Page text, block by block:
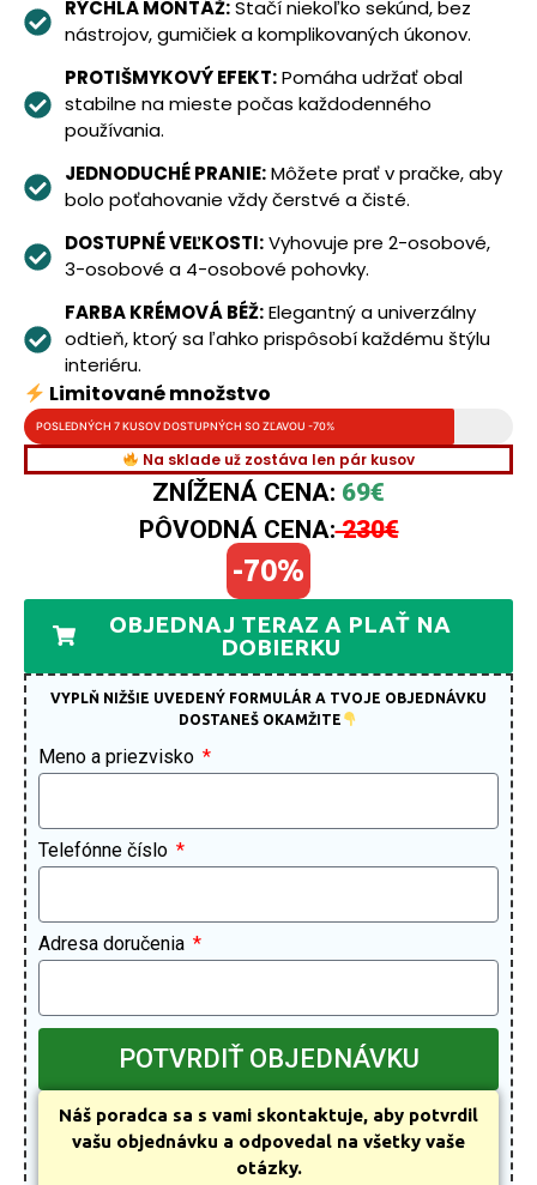
RÝCHLA MONTÁŽ:Stačí niekoľko sekúnd, bez
nástrojov, gumičiek a komplikovaných úkonov.
PROTIŠMYKOVÝ EFEKT:Pomáha udržať obal
stabilne na mieste počas každodenného
používania.
JEDNODUCHÉ PRANIE:Môžete prať v pračke, aby
bolo poťahovanie vždy čerstvé a čisté.
DOSTUPNÉ VEĽKOSTI:Vyhovuje pre 2-osobové,
3-osobové a 4-osobové pohovky.
FARBA KRÉMOVÁ BÉŽ:Elegantný a univerzálny
odtieň, ktorý sa ľahko prispôsobí každému štýlu
interiéru.
Limitované množstvo
POSLEDNÝCH 7 KUSOV DOSTUPNÝCH SO ZĽAVOU -70%
Na sklade už zostáva len pár kusov
ZNÍŽENÁ CENA: 69€
PÔVODNÁ CENA:230€
-70%
OBJEDNAJ TERAZ A PLAŤ NA
DOBIERKU
VYPLŇ NIŽŠIE UVEDENÝ FORMULÁR A TVOJE OBJEDNÁVKU
DOSTANEŠ OKAMŽITE
Meno a priezvisko
Telefónne číslo
Adresa doručenia
POTVRDIŤ OBJEDNÁVKU
Náš poradca sa s vami skontaktuje, aby potvrdil
vašu objednávku a odpovedal na všetky vaše
otázky.